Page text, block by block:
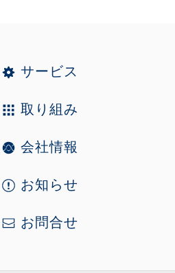
サービス
取り組み
会社情報
お知らせ
お問合せ